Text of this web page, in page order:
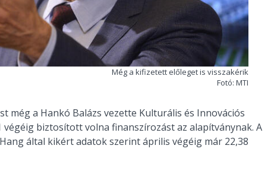
Még a kifizetett előleget is visszakérik
Fotó: MTI
még a Hankó Balázs vezette Kulturális és Innovációs
biztosított volna finanszírozást az alapítványnak. A
által kikért adatok szerint április végéig már 22,38